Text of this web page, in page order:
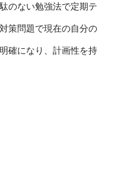
のない勉強法で定期テ
策問題で現在の自分の
確になり、計画性を持